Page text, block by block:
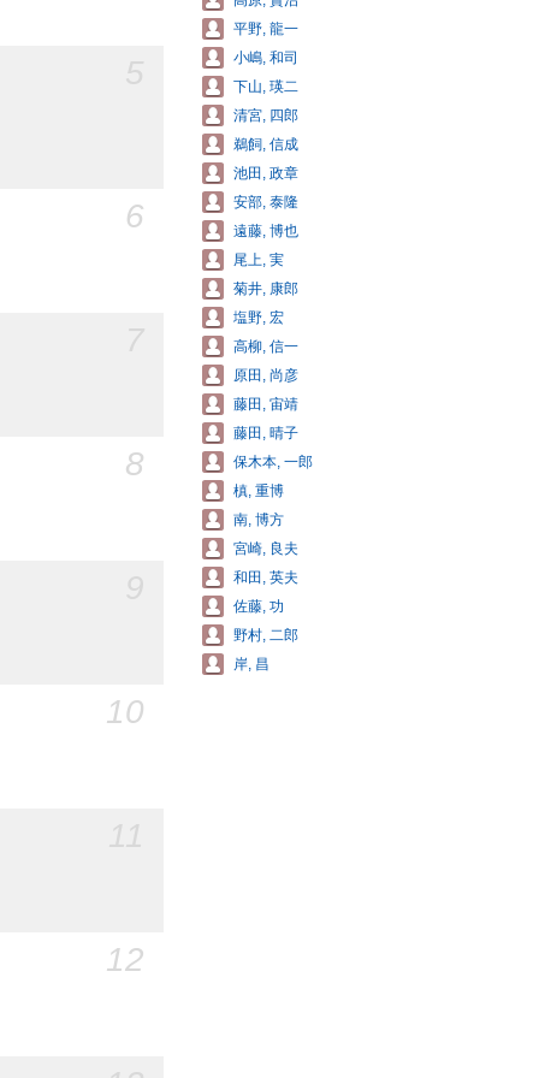
6
8
10
12
平野, 龍一
小嶋, 和司
下山, 瑛二
清宮, 四郎
鵜飼, 信成
池田, 政章
安部, 泰隆
遠藤, 博也
尾上, 実
菊井, 康郎
塩野, 宏
高柳, 信一
原田, 尚彦
藤田, 宙靖
藤田, 晴子
保木本, 一郎
槙, 重博
南, 博方
宮崎, 良夫
和田, 英夫
佐藤, 功
野村, 二郎
岸, 昌